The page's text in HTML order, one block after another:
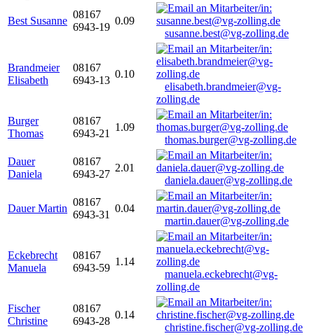
Best Susanne
08167
6943-19
0.09
susanne.best@vg-zolling.de
Brandmeier
Elisabeth
08167
6943-13
0.10
elisabeth.brandmeier@vg-
zolling.de
Burger
Thomas
08167
6943-21
1.09
thomas.burger@vg-zolling.de
Dauer
Daniela
08167
6943-27
2.01
daniela.dauer@vg-zolling.de
Dauer Martin
08167
6943-31
0.04
martin.dauer@vg-zolling.de
Eckebrecht
Manuela
08167
6943-59
1.14
manuela.eckebrecht@vg-
zolling.de
Fischer
Christine
08167
6943-28
0.14
christine.fischer@vg-zolling.de